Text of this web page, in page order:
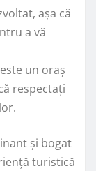
așa că
a vă
un oraș
respectați
și bogat
turistică